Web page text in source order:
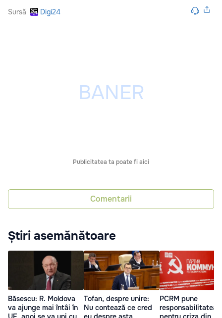
Sursă Digi24
Publicitatea ta poate fi aici
Comentarii
Știri asemănătoare
Băsescu: R. Moldova
va ajunge mai întâi în
Tofan, despre unire:
Nu contează ce cred
PCRM pune
responsabilitatea